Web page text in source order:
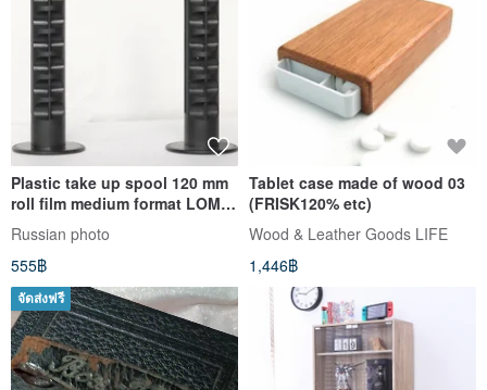
Plastic take up spool 120 mm
roll film medium format LOMO
USSR
Russian photo
555฿
Tablet case made of wood 03
(FRISK120% etc)
Wood & Leather Goods LIFE
1,446฿
จัดส่งฟรี